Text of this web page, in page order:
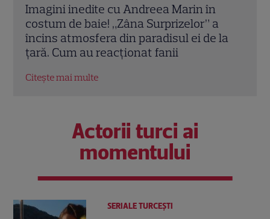
Imagini inedite cu Andreea Marin în
costum de baie! „Zâna Surprizelor” a
încins atmosfera din paradisul ei de la
țară. Cum au reacționat fanii
Citește mai multe
Actorii turci ai
momentului
SERIALE TURCEŞTI